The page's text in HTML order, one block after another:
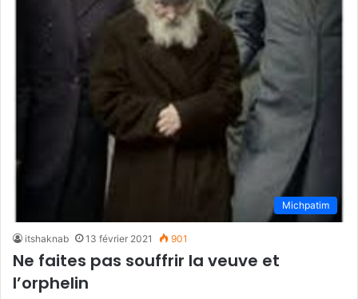
Michpatim
itshaknab 13 février 2021 901
Ne faites pas souffrir la veuve et
l’orphelin